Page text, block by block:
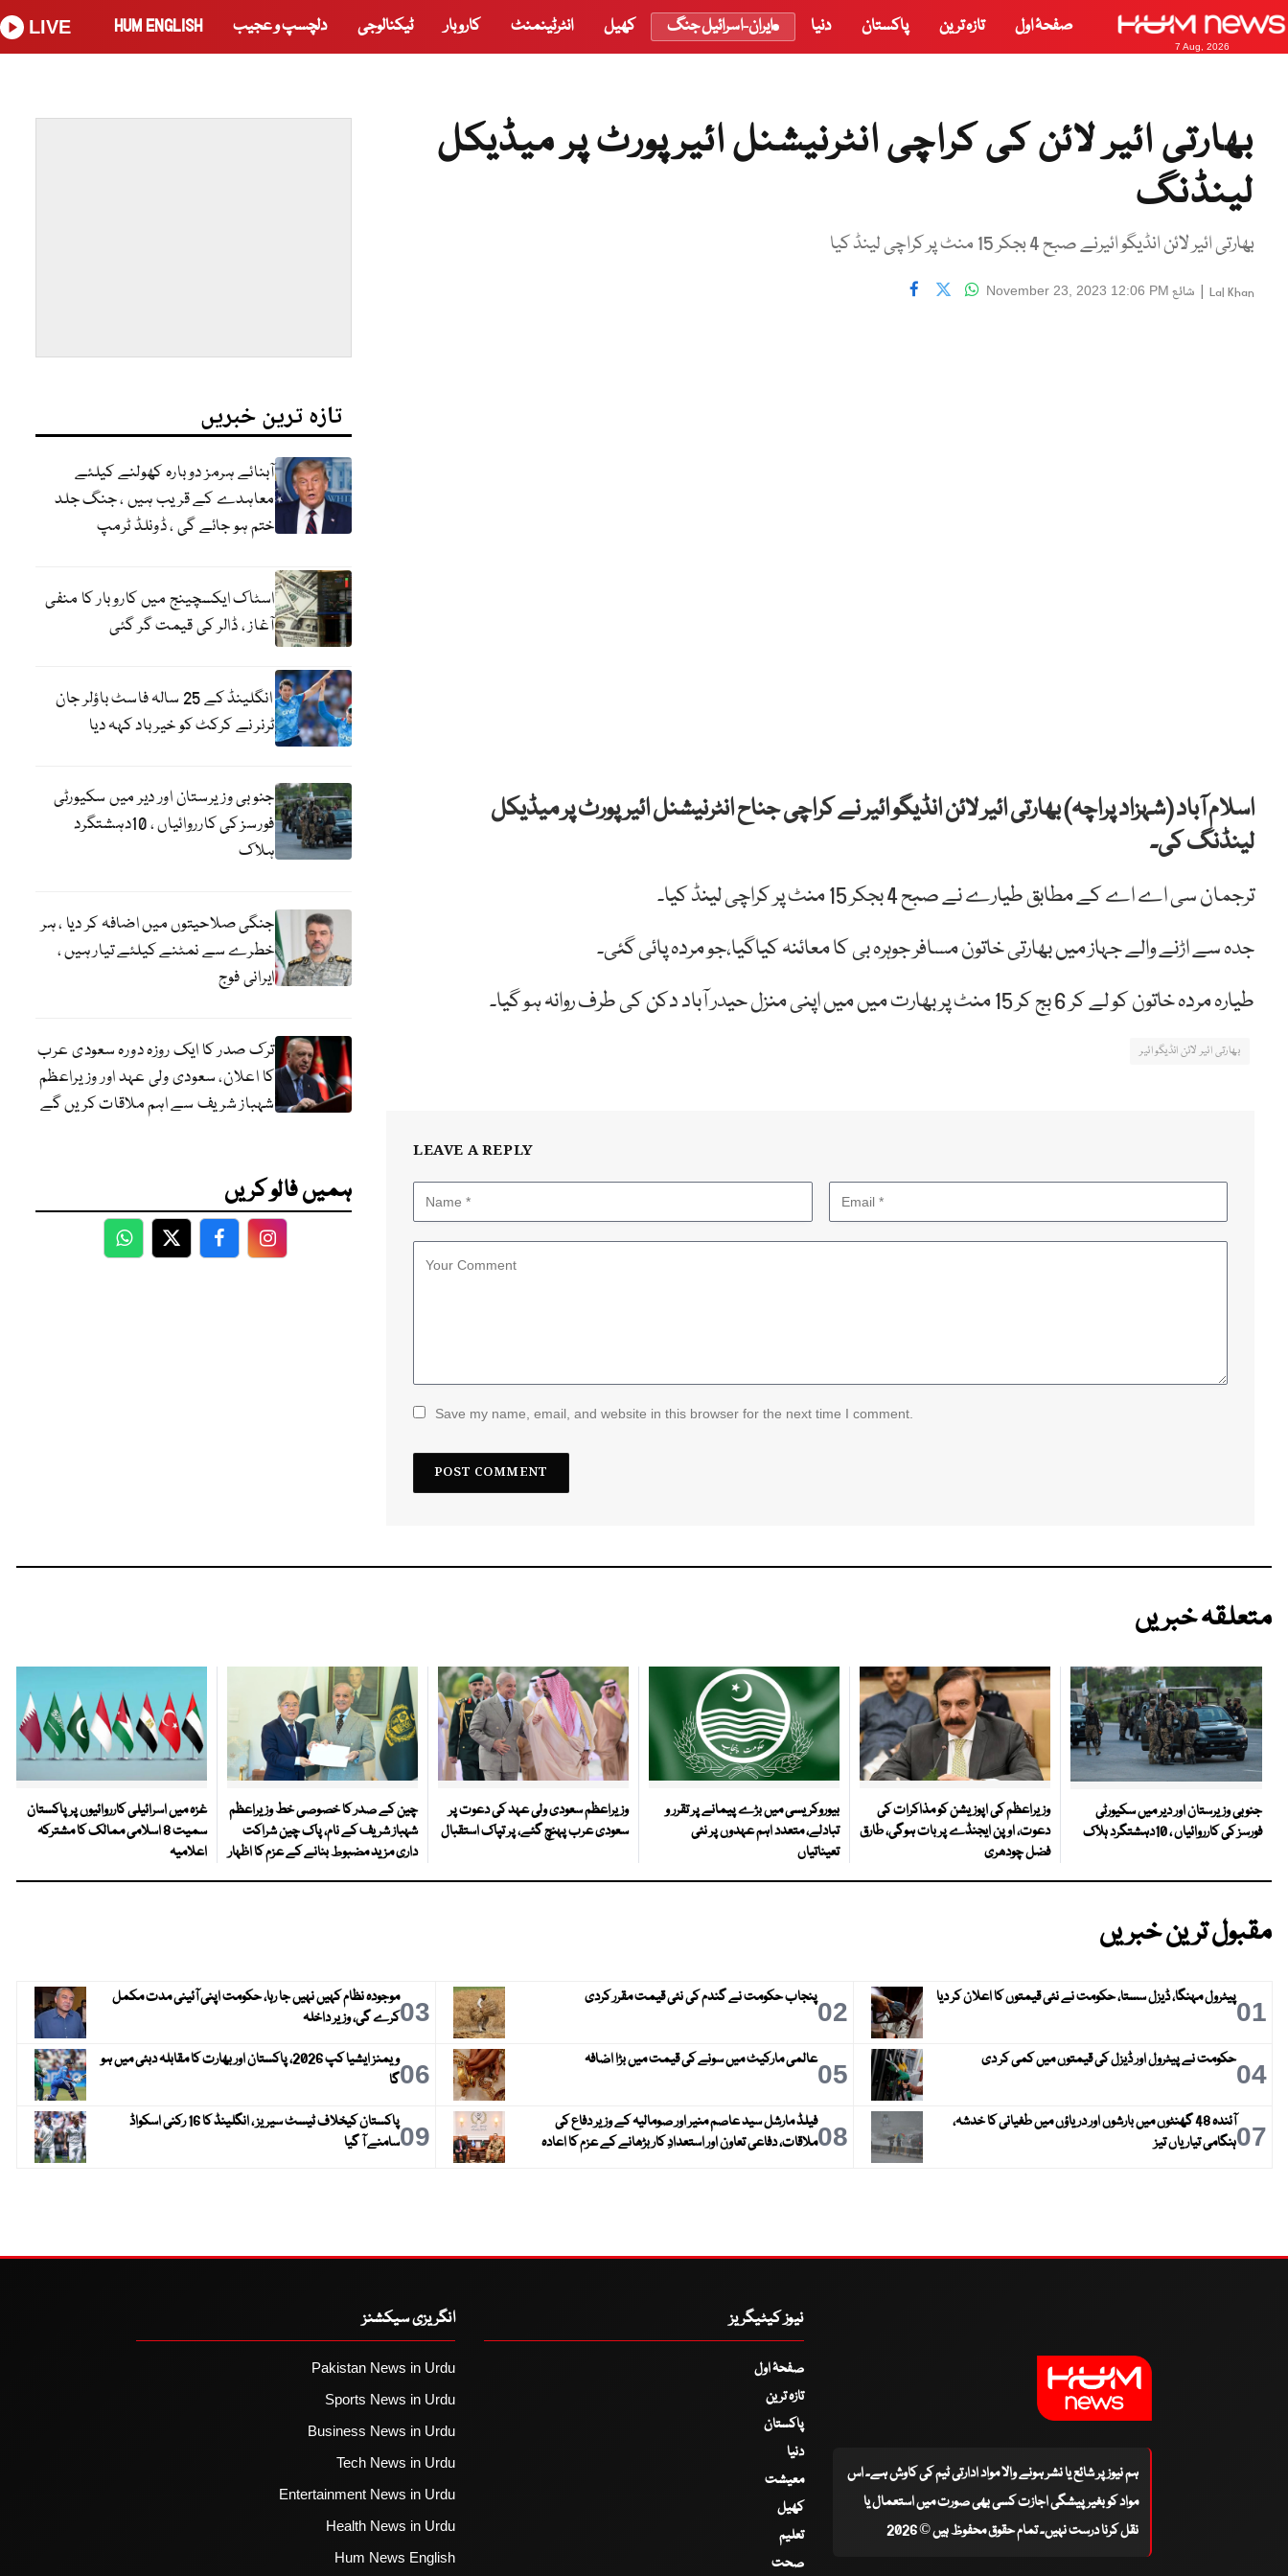
7 Aug, 2026
صفحۂ اول تازہ ترین پاکستان دنیا ایران-اسرائیل جنگ کھیل انٹرٹینمنٹ کاروبار ٹیکنالوجی دلچسپ و عجیب HUM ENGLISH
LIVE
بھارتی ائیر لائن کی کراچی انٹرنیشنل ائیرپورٹ پر میڈیکل
لینڈنگ
بھارتی ائیر لائن انڈیگو ائیرنے صبح 4 بجکر 15 منٹ پر کراچی لینڈ کیا
Lal Khan
| شائع November 23, 2023 12:06 PM
اسلام آباد (شہزاد پراچہ) بھارتی ائیر لائن انڈیگو ائیر نے کراچی جناح انٹرنیشنل ائیرپورٹ پر میڈیکل
لینڈنگ کی۔
ترجمان سی اے اے کے مطابق طیارے نے صبح 4 بجکر 15 منٹ پر کراچی لینڈ کیا۔
جدہ سے اڑنے والے جہاز میں بھارتی خاتون مسافر جوہرہ بی کا معائنہ کیاگیا،جو مردہ پائی گئی۔
طیارہ مردہ خاتون کو لے کر 6 بج کر 15 منٹ پر بھارت میں میں اپنی منزل حیدر آباد دکن کی طرف روانہ ہو گیا۔
بھارتی ائیر لائن انڈیگو ائیر
LEAVE A REPLY
Save my name, email, and website in this browser for the next time I comment.
تازہ ترین خبریں
آبنائے ہرمز دوبارہ کھولنے کیلئے
معاہدے کے قریب ہیں ، جنگ جلد
ختم ہو جائے گی ، ڈونلڈ ٹرمپ
اسٹاک ایکسچینج میں کاروبار کا منفی
آغاز ، ڈالر کی قیمت گر گئی
انگلینڈ کے 25 سالہ فاسٹ باؤلر جان
ٹرنر نے کرکٹ کو خیر باد کہہ دیا
جنوبی وزیرستان اور دیر میں سکیورٹی
فورسز کی کارروائیاں ، 10دہشتگرد
ہلاک
جنگی صلاحیتوں میں اضافہ کر دیا ، ہر
خطرے سے نمٹنے کیلئے تیار ہیں ،
ایرانی فوج
ترک صدر کا ایک روزہ دورہ سعودی عرب
کا اعلان، سعودی ولی عہد اور وزیراعظم
شہباز شریف سے اہم ملاقات کریں گے
ہمیں فالو کریں
WhatsApp
TwitterFacebookFacebook
متعلقہ خبریں
جنوبی وزیرستان اور دیر میں سکیورٹی
فورسز کی کارروائیاں ، 10دہشتگرد ہلاک
وزیراعظم کی اپوزیشن کو مذاکرات کی
دعوت، اوپن ایجنڈے پر بات ہوگی، طارق
فضل چودھری
بیوروکریسی میں بڑے پیمانے پر تقرر و
تبادلے، متعدد اہم عہدوں پر نئی
تعیناتیاں
وزیراعظم سعودی ولی عہد کی دعوت پر
سعودی عرب پہنچ گئے، پر تپاک استقبال
چین کے صدر کا خصوصی خط وزیراعظم
شہباز شریف کے نام، پاک چین شراکت
داری مزید مضبوط بنانے کے عزم کا اظہار
غزہ میں اسرائیلی کارروائیوں پر پاکستان
سمیت 8 اسلامی ممالک کا مشترکہ
اعلامیہ
مقبول ترین خبریں
01پیٹرول مہنگا، ڈیزل سستا، حکومت نے نئی قیمتوں کا اعلان کر دیا 02پنجاب حکومت نے گندم کی نئی قیمت مقرر کردی 03موجودہ نظام کہیں نہیں جا رہا، حکومت اپنی آئینی مدت مکمل
کرے گی، وزیر داخلہ
04حکومت نے پیٹرول اور ڈیزل کی قیمتوں میں کمی کر دی 05عالمی مارکیٹ میں سونے کی قیمت میں بڑا اضافہ 06
ویمنز ایشیا کپ 2026، پاکستان اور بھارت کا مقابلہ دبئی میں ہو
گا
07
آئندہ 48 گھنٹوں میں بارشوں اور دریاؤں میں طغیانی کا خدشہ،
ہنگامی تیاریاں تیز
08فیلڈ مارشل سید عاصم منیر اور صومالیہ کے وزیر دفاع کی
ملاقات، دفاعی تعاون اور استعدادِ کار بڑھانے کے عزم کا اعادہ
09
پاکستان کیخلاف ٹیسٹ سیریز ، انگلینڈ کا 16 رکنی اسکواڈ
سامنے آ گیا
ہم نیوز پر شائع یا نشر ہونے والا مواد ادارتی ٹیم کی کاوش ہے۔ اس
مواد کو بغیر پیشگی اجازت کسی بھی صورت میں استعمال یا
نقل کرنا درست نہیں۔ تمام حقوق محفوظ ہیں © 2026
نیوز کیٹیگریز
صفحۂ اول
تازہ ترین
پاکستان
دنیا
معیشت
کھیل
تعلیم
صحت
انگریزی سیکشنز
Pakistan News in Urdu
Sports News in Urdu
Business News in Urdu
Tech News in Urdu
Entertainment News in Urdu
Health News in Urdu
Hum News English